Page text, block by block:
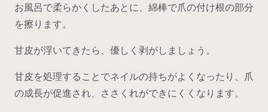
お風呂で柔らかくしたあとに、綿棒で爪の付け根の部分
を擦ります。
甘皮が浮いてきたら、優しく剥がしましょう。
甘皮を処理することでネイルの持ちがよくなったり、爪
の成長が促進され、ささくれができにくくなります。